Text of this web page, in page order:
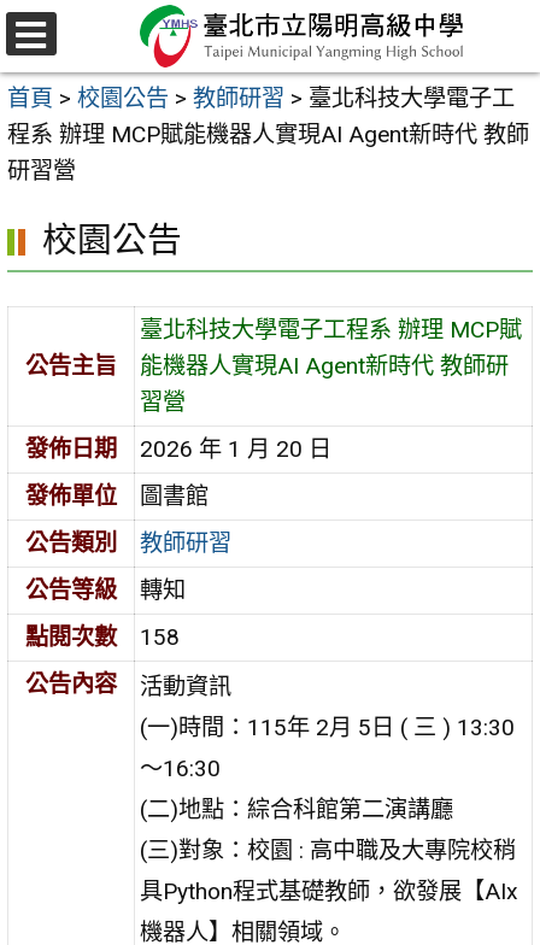
跳
至
主
要
內
區
選
單
首頁 > 校園公告 > 教師研習 > 臺北科技大學電子工
程系 辦理 MCP賦能機器人實現AI Agent新時代 教師
研習營
校園公告
公告主旨
臺北科技大學電子工程系 辦理 MCP賦
能機器人實現AI Agent新時代 教師研
習營
發佈日期
2026 年 1 月 20 日
發佈單位
圖書館
公告類別
教師研習
公告等級
轉知
點閱次數
158
公告內容
活動資訊
(一)時間：115年 2月 5日 ( 三 ) 13:30
～16:30
(二)地點：綜合科館第二演講廳
(三)對象：校園 : 高中職及大專院校稍
具Python程式基礎教師，欲發展【AIx
機器人】相關領域。